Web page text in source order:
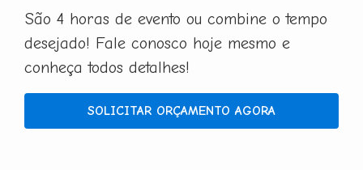
São 4 horas de evento ou combine o tempo
desejado! Fale conosco hoje mesmo e
conheça todos detalhes!
SOLICITAR ORÇAMENTO AGORA